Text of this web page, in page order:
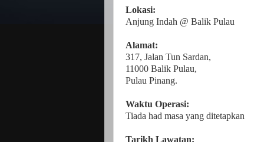
Lokasi:
Anjung Indah @ Balik Pulau
Alamat:
317, Jalan Tun Sardan,
11000 Balik Pulau,
Pulau Pinang.
Waktu Operasi:
Tiada had masa yang ditetapkan
Tarikh Lawatan: